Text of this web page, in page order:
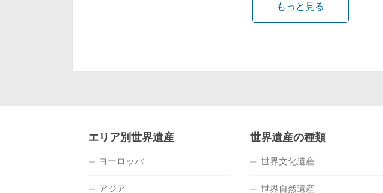
もっと見る
エリア別世界遺産
ヨーロッパ
アジア
世界遺産の種類
世界文化遺産
世界自然遺産